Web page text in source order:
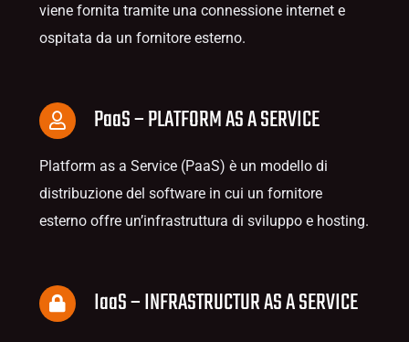
viene fornita tramite una connessione internet e
ospitata da un fornitore esterno.
PaaS – PLATFORM AS A SERVICE
Platform as a Service (PaaS) è un modello di
distribuzione del software in cui un fornitore
esterno offre un’infrastruttura di sviluppo e hosting.
IaaS – INFRASTRUCTUR AS A SERVICE